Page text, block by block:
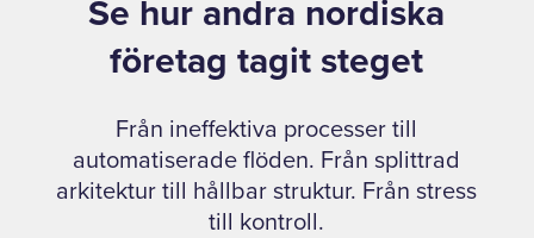
Se hur andra nordiska
företag tagit steget
Från ineffektiva processer till
automatiserade flöden. Från splittrad
arkitektur till hållbar struktur. Från stress
till kontroll.